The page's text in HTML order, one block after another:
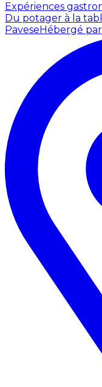
Expériences
Du potager à la
Pavese Hébergé